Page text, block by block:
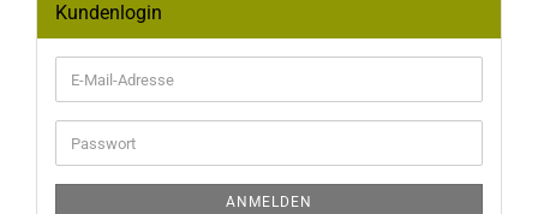
Kundenlogin
E-
Mail-
Adresse
Passwort
ANMELDEN